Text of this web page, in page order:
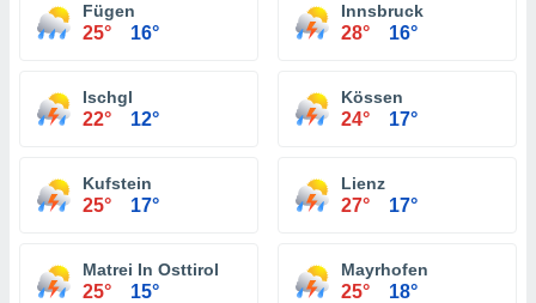
Fügen
25° 16°
Innsbruck
28° 16°
Ischgl
22° 12°
Kössen
24° 17°
Kufstein
25° 17°
Lienz
27° 17°
Matrei In Osttirol
25° 15°
Mayrhofen
25° 18°